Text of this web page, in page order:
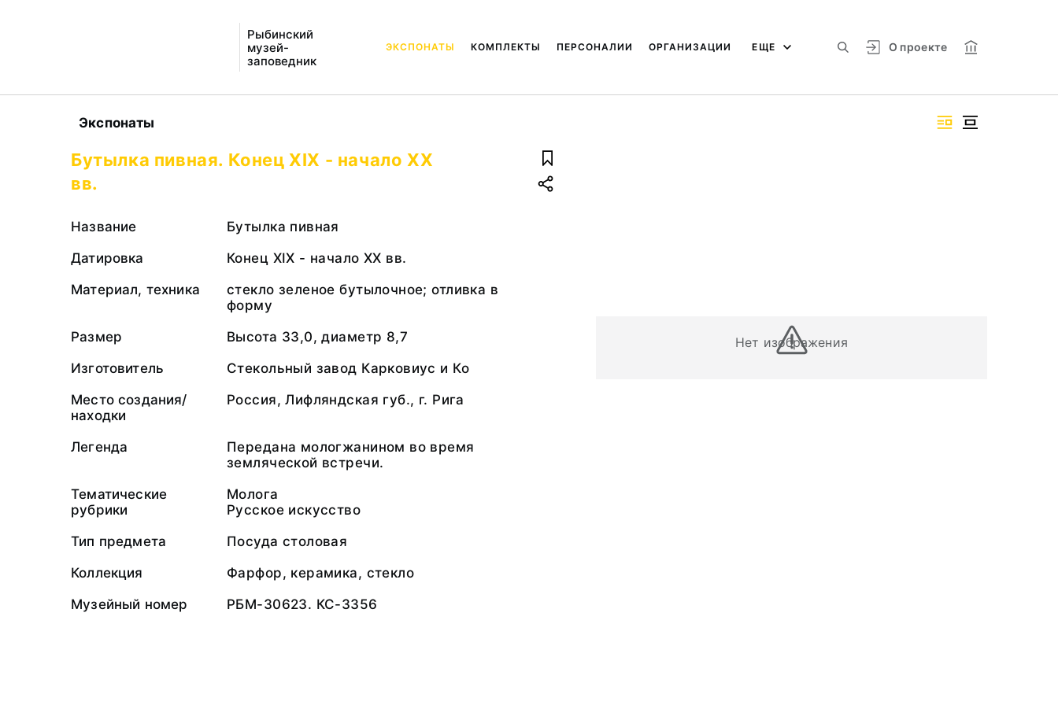
Рыбинский
музей-
заповедник
О проекте
ЭКСПОНАТЫ КОМПЛЕКТЫ ПЕРСОНАЛИИ ОРГАНИЗАЦИИ ЕЩЕ
Экспонаты
Нет изображения
Бутылка пивная. Конец XIX - начало XX
вв.
Название
Бутылка пивная
Датировка
Конец XIX - начало XX вв.
Материал, техника
стекло зеленое бутылочное; отливка в
форму
Размер
Высота 33,0, диаметр 8,7
Изготовитель
Стекольный завод Карковиус и Ко
Место создания/
находки
Россия, Лифляндская губ., г. Рига
Легенда
Передана мологжанином во время
земляческой встречи.
Тематические
рубрики
Молога
Русское искусство
Тип предмета
Посуда столовая
Коллекция
Фарфор, керамика, стекло
Музейный номер
РБМ-30623. КС-3356